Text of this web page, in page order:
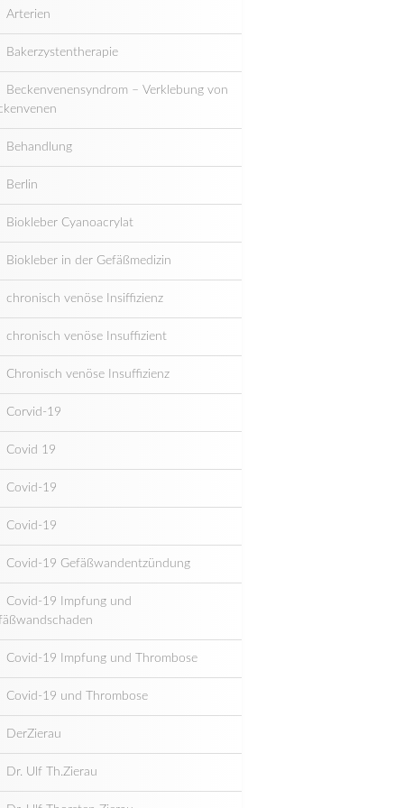
Arterien
Bakerzystentherapie
Beckenvenensyndrom – Verklebung von
Behandlung
Berlin
Biokleber Cyanoacrylat
Biokleber in der Gefäßmedizin
chronisch venöse Insiffizienz
chronisch venöse Insuffizient
Chronisch venöse Insuffizienz
Corvid-19
Covid 19
Covid-19
Covid-19
Covid-19 Gefäßwandentzündung
Covid-19 Impfung und
Covid-19 Impfung und Thrombose
Covid-19 und Thrombose
DerZierau
Dr. Ulf Th.Zierau